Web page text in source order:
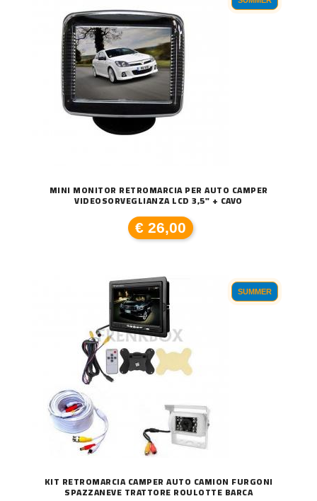
MINI MONITOR RETROMARCIA PER AUTO CAMPER
VIDEOSORVEGLIANZA LCD 3,5" + CAVO
€ 26,00
SUMMER
KIT RETROMARCIA CAMPER AUTO CAMION FURGONI
SPAZZANEVE TRATTORE ROULOTTE BARCA